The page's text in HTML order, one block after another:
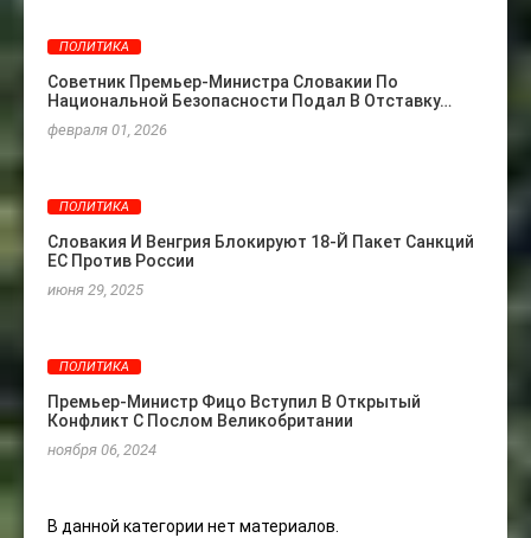
ПОЛИТИКА
Советник Премьер-Министра Словакии По
Национальной Безопасности Подал В Отставку…
февраля 01, 2026
ПОЛИТИКА
Словакия И Венгрия Блокируют 18-Й Пакет Санкций
ЕС Против России
июня 29, 2025
ПОЛИТИКА
Премьер-Министр Фицо Вступил В Открытый
Конфликт С Послом Великобритании
ноября 06, 2024
В данной категории нет материалов.